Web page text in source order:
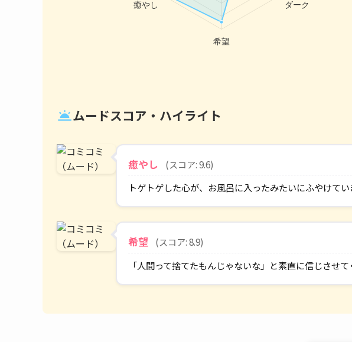
wb_twilightムードスコア・ハイライト
癒やし
(スコア: 9.6)
トゲトゲした心が、お風呂に入ったみたいにふやけて
希望
(スコア: 8.9)
「人間って捨てたもんじゃないな」と素直に信じさせ